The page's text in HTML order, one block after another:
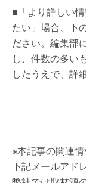
■「より詳しい
たい」場合、下
ださい。編集部
し、件数の多い
したうえで、詳
※本記事の関連
下記メールアド